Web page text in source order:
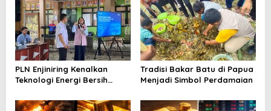
PLN Enjiniring Kenalkan
Teknologi Energi Bersih
Tradisi Bakar Batu di Papua
Menjadi Simbol Perdamaian